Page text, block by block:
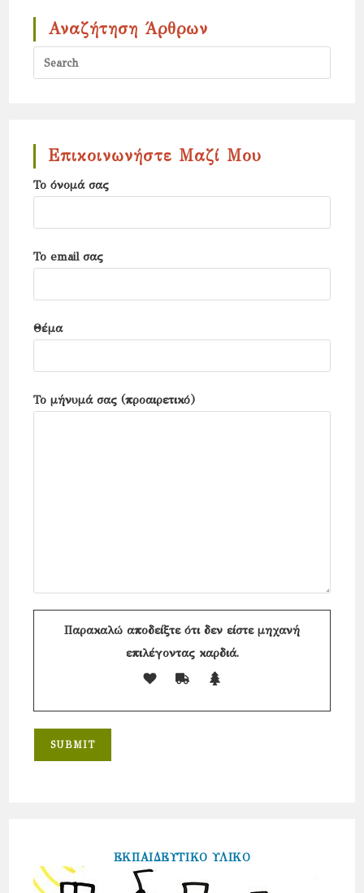
Αναζήτηση Άρθρων
Επικοινωνήστε Μαζί Μου
Το όνομά σας
Το email σας
Θέμα
Το μήνυμά σας (προαιρετικό)
Παρακαλώ αποδείξτε ότι δεν είστε μηχανή
επιλέγονταςκαρδιά.
ΕΚΠΑΙΔΕΥΤΙΚΟ ΥΛΙΚΟ